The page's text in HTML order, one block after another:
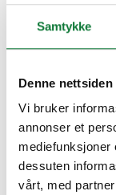
Samtykke
Denne
Vi bruker
annonser et
mediefunksjoner
dessuten
vårt, med
74120, Iisalmi
Puhelin: N/A
Tarvasjoen
Salo
24100, Salo
Puhelin: N/A